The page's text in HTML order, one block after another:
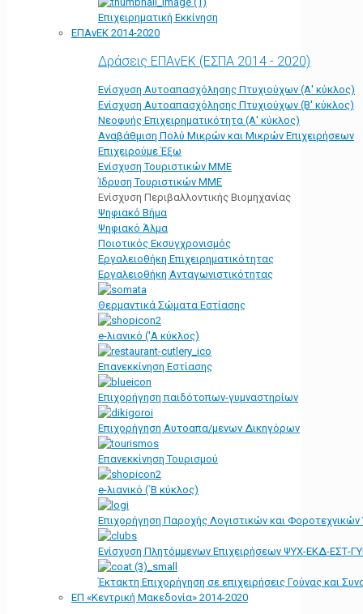
Επιχειρηματική Εκκίνηση
ΕΠΑνΕΚ 2014-2020
Δράσεις ΕΠΑνΕΚ (ΕΣΠΑ 2014 - 2020)
Ενίσχυση Αυτοαπασχόλησης Πτυχιούχων (Α' κύκλος)
Ενίσχυση Αυτοαπασχόλησης Πτυχιούχων (Β' κύκλος)
Νεοφυής Επιχειρηματικότητα (Α' κύκλος)
Αναβάθμιση Πολύ Μικρών και Μικρών Επιχειρήσεων
Επιχειρούμε Έξω
Ενίσχυση Τουριστικών ΜΜΕ
Ίδρυση Τουριστικών ΜΜΕ
Ενίσχυση Περιβαλλοντικής Βιομηχανίας
Ψηφιακό Βήμα
Ψηφιακό Άλμα
Ποιοτικός Εκσυγχρονισμός
Εργαλειοθήκη Eπιχειρηματικότητας
Εργαλειοθήκη Ανταγωνιστικότητας
Θερμαντικά Σώματα Εστίασης
e-λιανικό ('Α κύκλος)
Επανεκκίνηση Εστίασης
Επιχορήγηση παιδότοπων-γυμναστηρίων
Επιχορήγηση Αυτοαπα/μενων Δικηγόρων
Επανεκκίνηση Τουρισμού
e-λιανικό (΄Β κύκλος)
Επιχορήγηση Παροχής Λογιστικών και
Ενίσχυση Πλητόμμενων Επιχειρήσεων ΨΥΧ-ΕΚΔ-ΕΣΤ-
Έκτακτη Επιχορήγηση σε επιχειρήσεις Γούνας και
ΕΠ «Kεντρική Μακεδονία» 2014-2020